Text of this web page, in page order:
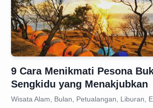
9 Cara Menikmati Pesona
Sengkidu yang Menakjubkan
Wisata Alam, Bulan, Petualangan, Liburan,